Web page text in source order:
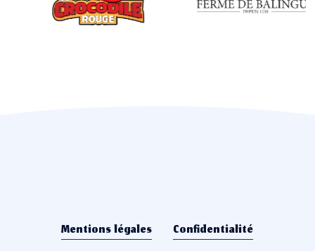
Nous Contacter
Mentions légales Confidentialité